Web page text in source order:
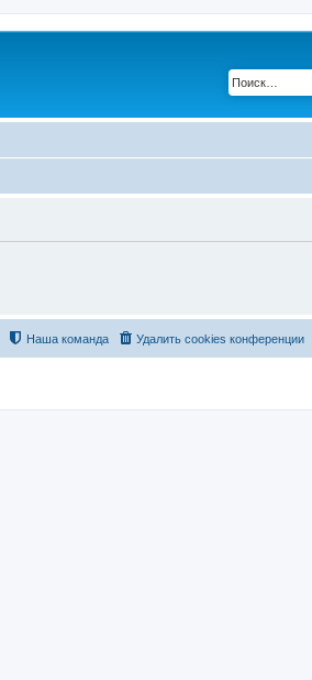
Удалить cookies конференции
Наша команда